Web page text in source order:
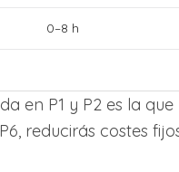
0–8 h
en P1 y P2 es la
reducirás costes